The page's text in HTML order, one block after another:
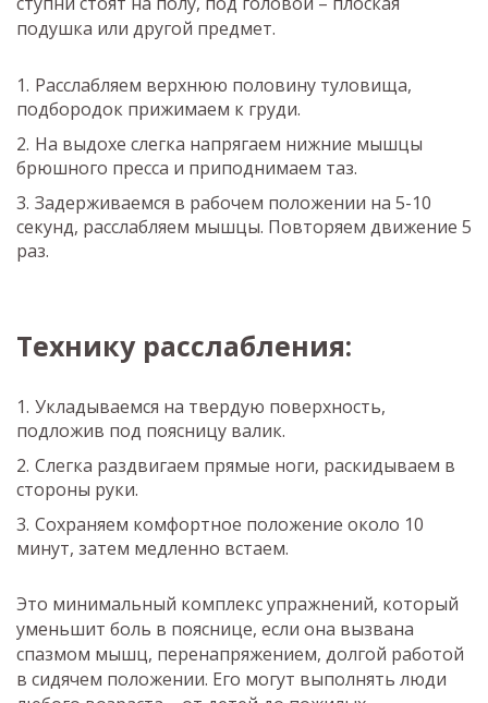
подушка или другой предмет.
Расслабляем верхнюю половину туловища,
подбородок прижимаем к груди.
На выдохе слегка напрягаем нижние мышцы
брюшного пресса и приподнимаем таз.
Задерживаемся в рабочем положении на 5-10
секунд, расслабляем мышцы. Повторяем движение 5
раз.
Технику расслабления:
Укладываемся на твердую поверхность,
подложив под поясницу валик.
Слегка раздвигаем прямые ноги, раскидываем в
стороны руки.
Сохраняем комфортное положение около 10
минут, затем медленно встаем.
Это минимальный комплекс упражнений, который
уменьшит боль в пояснице, если она вызвана
спазмом мышц, перенапряжением, долгой работой
в сидячем положении. Его могут выполнять люди